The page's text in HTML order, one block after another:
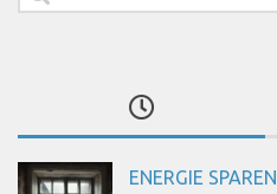
ENERGIE SPAREN